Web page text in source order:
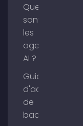
Que
sont
les
agents
AI ?
Guide
d'achat
de
backlinks